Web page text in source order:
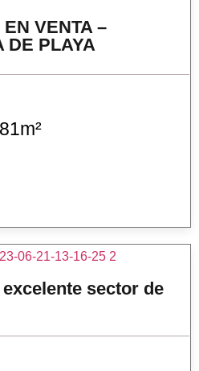
VENTA –
DE PLAYA
81m²
sector de